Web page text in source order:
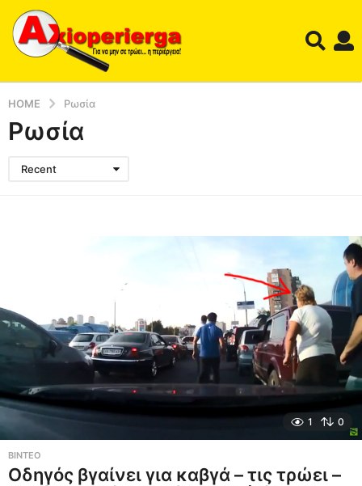
HOME Ρωσία
Ρωσία
Recent
1 0
ΒΊΝΤΕΟ
Οδηγός βγαίνει για καβγά – τις τρώει –